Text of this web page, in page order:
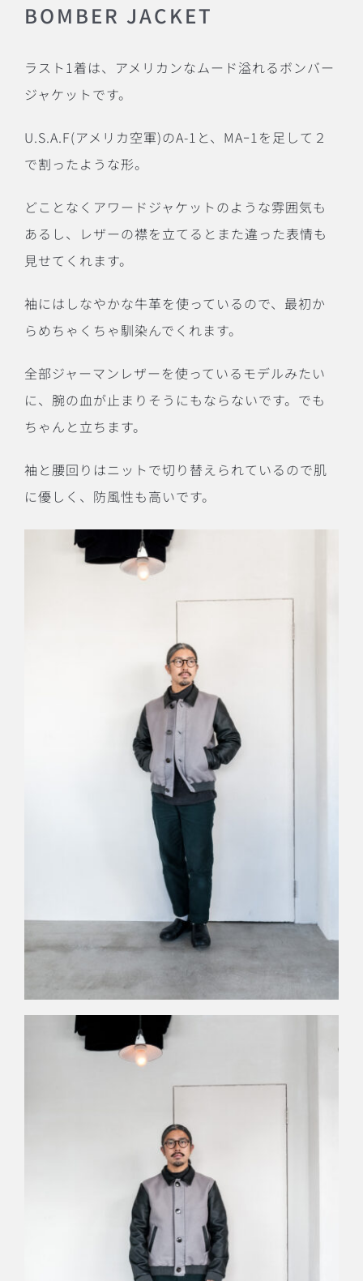
BOMBER JACKET
ラスト 1着は、アメリカンなムード溢れるボンバー
ジャケットです。
U.S.A.F(アメリカ空軍)のA-1 と、 MAｰ1を足して２
で割ったような形。
どことなくアワードジャケットのような雰囲気も
あるし、レザーの襟を立てるとまた違った表情も
見せてくれます。
袖にはしなやかな牛革を使っているので、最初か
らめちゃくちゃ馴染んでくれます。
全部ジャーマンレザーを使っているモデルみたい
に、腕の血が止まりそうにもならないです。でも
ちゃんと立ちます。
袖と腰回りはニットで切り替えられているので肌
に優しく、防風性も高いです。